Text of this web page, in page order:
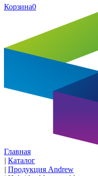
Корзина0
Главная
| Каталог
| Продукция Andrew